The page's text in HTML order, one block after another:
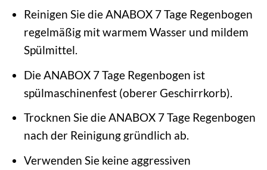
Reinigen Sie die ANABOX 7 Tage Regenbogen
regelmäßig mit warmem Wasser und mildem
Spülmittel.
Die ANABOX 7 Tage Regenbogen ist
spülmaschinenfest (oberer Geschirrkorb).
Trocknen Sie die ANABOX 7 Tage Regenbogen
nach der Reinigung gründlich ab.
Verwenden Sie keine aggressiven